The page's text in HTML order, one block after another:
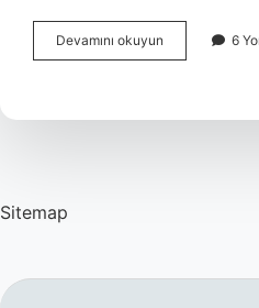
Devamını okuyun
Cezve
6
Sitemap